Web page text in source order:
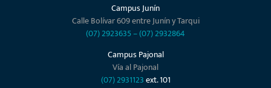
Campus Junín
Calle Bolívar 609 entre Junín y Tarqui
(07) 2923635–(07) 2932864
Campus Pajonal
Vía al Pajonal
(07) 2931123ext. 101